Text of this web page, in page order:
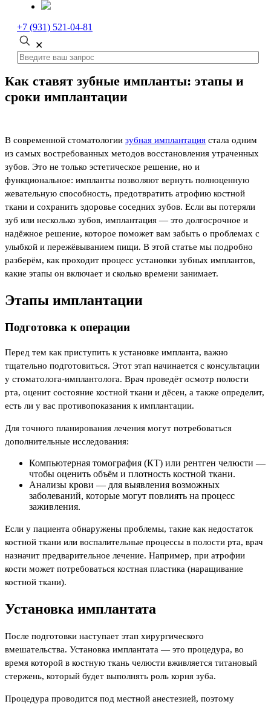
+7 (931) 521-04-81
✕
Как ставят зубные импланты: этапы и
сроки имплантации
В современной стоматологии зубная имплантация стала одним
из самых востребованных методов восстановления утраченных
зубов. Это не только эстетическое решение, но и
функциональное: импланты позволяют вернуть полноценную
жевательную способность, предотвратить атрофию костной
ткани и сохранить здоровье соседних зубов. Если вы потеряли
зуб или несколько зубов, имплантация — это долгосрочное и
надёжное решение, которое поможет вам забыть о проблемах с
улыбкой и пережёвыванием пищи. В этой статье мы подробно
разберём, как проходит процесс установки зубных имплантов,
какие этапы он включает и сколько времени занимает.
Этапы имплантации
Подготовка к операции
Перед тем как приступить к установке импланта, важно
тщательно подготовиться. Этот этап начинается с консультации
у стоматолога-имплантолога. Врач проведёт осмотр полости
рта, оценит состояние костной ткани и дёсен, а также определит,
есть ли у вас противопоказания к имплантации.
Для точного планирования лечения могут потребоваться
дополнительные исследования:
Компьютерная томография (КТ) или рентген челюсти —
чтобы оценить объём и плотность костной ткани.
Анализы крови — для выявления возможных
заболеваний, которые могут повлиять на процесс
заживления.
Если у пациента обнаружены проблемы, такие как недостаток
костной ткани или воспалительные процессы в полости рта, врач
назначит предварительное лечение. Например, при атрофии
кости может потребоваться костная пластика (наращивание
костной ткани).
Установка имплантата
После подготовки наступает этап хирургического
вмешательства. Установка имплантата — это процедура, во
время которой в костную ткань челюсти вживляется титановый
стержень, который будет выполнять роль корня зуба.
Процедура проводится под местной анестезией, поэтому